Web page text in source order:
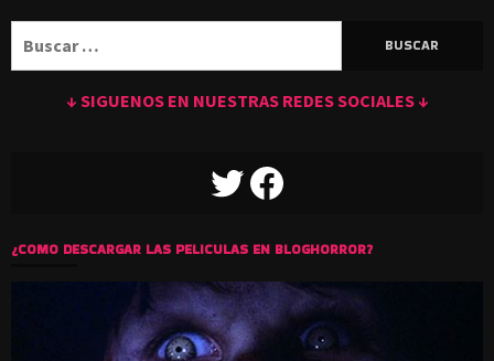
↓ SIGUENOS EN NUESTRAS REDES SOCIALES ↓
TWITTERFACEBOOK
¿COMO DESCARGAR LAS PELICULAS EN BLOGHORROR?